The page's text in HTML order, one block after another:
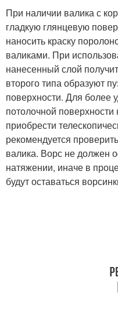
При наличии валика с
гладкую глянцевую
наносить краску
валиками. При
нанесенный слой
второго типа образуют
поверхности. Для более
потолочной
приобрести
рекомендуется
валика. Ворс не должен
натяжении, иначе в
будут оставаться